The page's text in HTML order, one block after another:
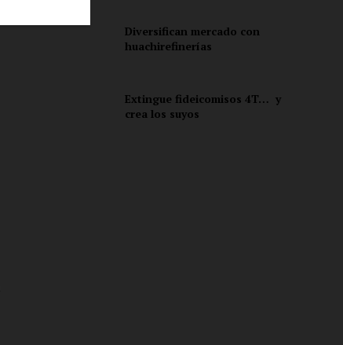
Diversifican mercado con
huachirefinerías
Extingue fideicomisos 4T… y
crea los suyos